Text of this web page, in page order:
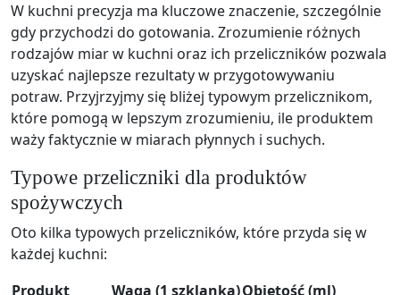
W kuchni precyzja ma kluczowe znaczenie, szczególnie
gdy przychodzi do gotowania. Zrozumienie różnych
rodzajów miar w kuchni oraz ich przeliczników pozwala
uzyskać najlepsze rezultaty w przygotowywaniu
potraw. Przyjrzyjmy się bliżej typowym przelicznikom,
które pomogą w lepszym zrozumieniu, ile produktem
waży faktycznie w miarach płynnych i suchych.
Typowe przeliczniki dla produktów
spożywczych
Oto kilka typowych przeliczników, które przyda się w
każdej kuchni:
Produkt
Waga (1 szklanka)Objętość (ml)